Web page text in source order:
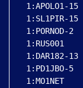
1:SL1PIR-
1:RUS001
1:DAR182-
1:MO1NET